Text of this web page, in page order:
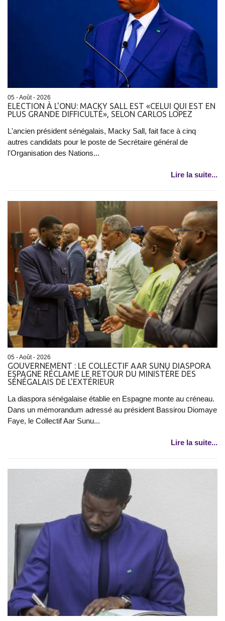
05 - Août - 2026
ELECTION À L'ONU: MACKY SALL EST «CELUI QUI EST EN
PLUS GRANDE DIFFICULTÉ», SELON CARLOS LOPEZ
L'ancien président sénégalais, Macky Sall, fait face à cinq
autres candidats pour le poste de Secrétaire général de
l'Organisation des Nations...
Lire la suite...
05 - Août - 2026
GOUVERNEMENT : LE COLLECTIF AAR SUNU DIASPORA
ESPAGNE RÉCLAME LE RETOUR DU MINISTÈRE DES
SÉNÉGALAIS DE L'EXTÉRIEUR
La diaspora sénégalaise établie en Espagne monte au créneau.
Dans un mémorandum adressé au président Bassirou Diomaye
Faye, le Collectif Aar Sunu...
Lire la suite...